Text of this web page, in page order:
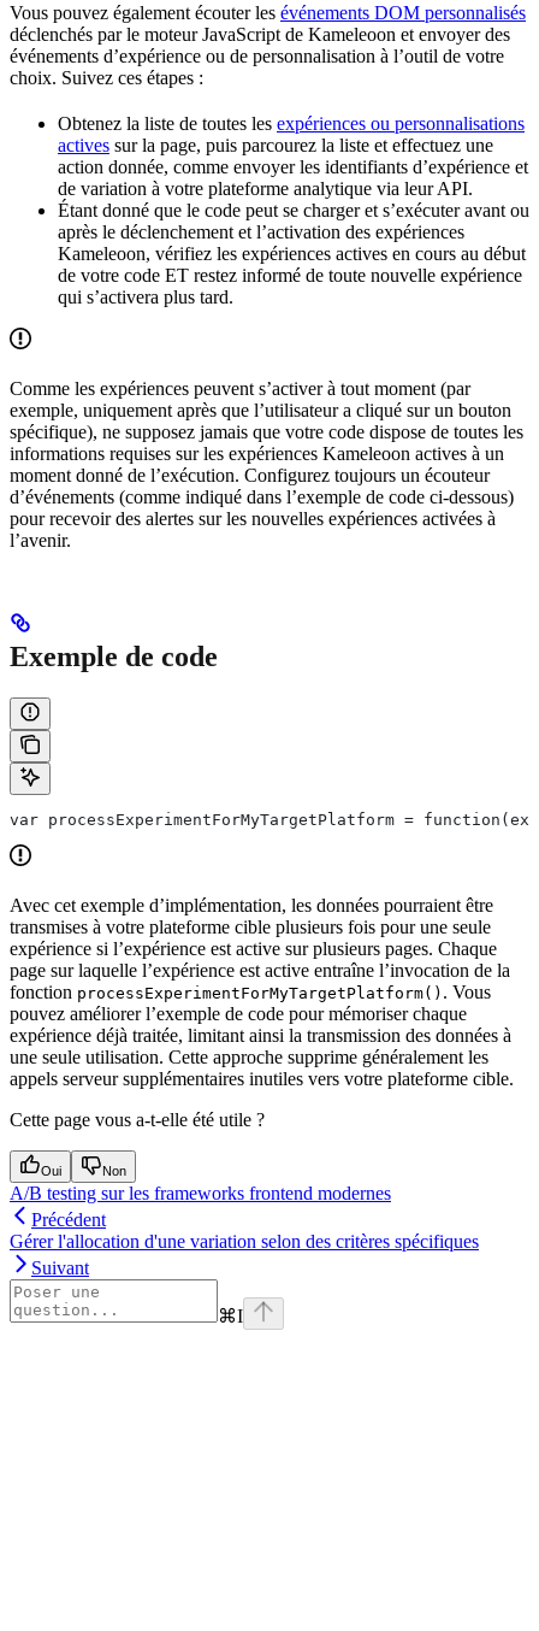
Vous pouvez également écouter les événements DOM personnalisés
déclenchés par le moteur JavaScript de Kameleoon et envoyer des
événements d’expérience ou de personnalisation à l’outil de votre
choix. Suivez ces étapes :
Obtenez la liste de toutes les expériences ou personnalisations
actives sur la page, puis parcourez la liste et effectuez une
action donnée, comme envoyer les identifiants d’expérience et
de variation à votre plateforme analytique via leur API.
Étant donné que le code peut se charger et s’exécuter avant ou
après le déclenchement et l’activation des expériences
Kameleoon, vérifiez les expériences actives en cours au début
de votre code ET restez informé de toute nouvelle expérience
qui s’activera plus tard.
Comme les expériences peuvent s’activer à tout moment (par
exemple, uniquement après que l’utilisateur a cliqué sur un bouton
spécifique), ne supposez jamais que votre code dispose de toutes les
informations requises sur les expériences Kameleoon actives à un
moment donné de l’exécution. Configurez toujours un écouteur
d’événements (comme indiqué dans l’exemple de code ci-dessous)
pour recevoir des alertes sur les nouvelles expériences activées à
l’avenir.
Exemple de code
Avec cet exemple d’implémentation, les données pourraient être
transmises à votre plateforme cible plusieurs fois pour une seule
expérience si l’expérience est active sur plusieurs pages. Chaque
page sur laquelle l’expérience est active entraîne l’invocation de la
fonction processExperimentForMyTargetPlatform() . Vous
pouvez améliorer l’exemple de code pour mémoriser chaque
expérience déjà traitée, limitant ainsi la transmission des données à
une seule utilisation. Cette approche supprime généralement les
appels serveur supplémentaires inutiles vers votre plateforme cible.
Cette page vous a-t-elle été utile ?
Oui Non
A/B testing sur les frameworks frontend modernes
Précédent
Gérer l'allocation d'une variation selon des critères spécifiques
Suivant
⌘I